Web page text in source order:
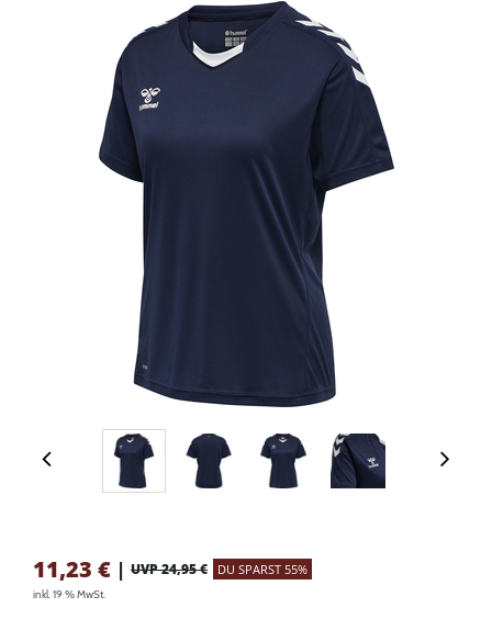
11,23 € | UVP 24,95 € DU SPARST 55%
inkl. 19 % MwSt.